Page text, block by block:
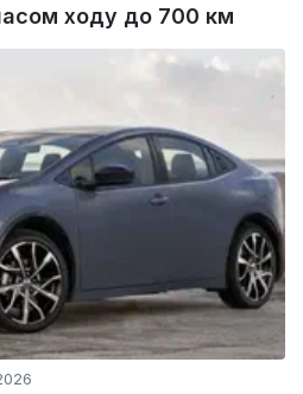
ходу до 700 км